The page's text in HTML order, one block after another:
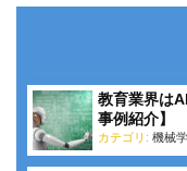
教育業界は
事例紹介】
カテゴリ: 機械